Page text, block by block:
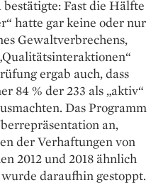
Fast die Hälfte
hatte gar keine oder nur
Gewaltverbrechens,
ergab auch, dass
84 % der 233 als „aktiv“
Das Programm
an,
der Verhaftungen von
2012 und 2018 ähnlich
daraufhin gestoppt.